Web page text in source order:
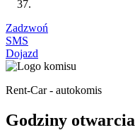
Zadzwoń
SMS
Dojazd
Rent-Car - autokomis
Godziny otwarcia